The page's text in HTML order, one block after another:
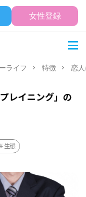
女性登録
ライフ 特徴 恋
レイニング」の
生態